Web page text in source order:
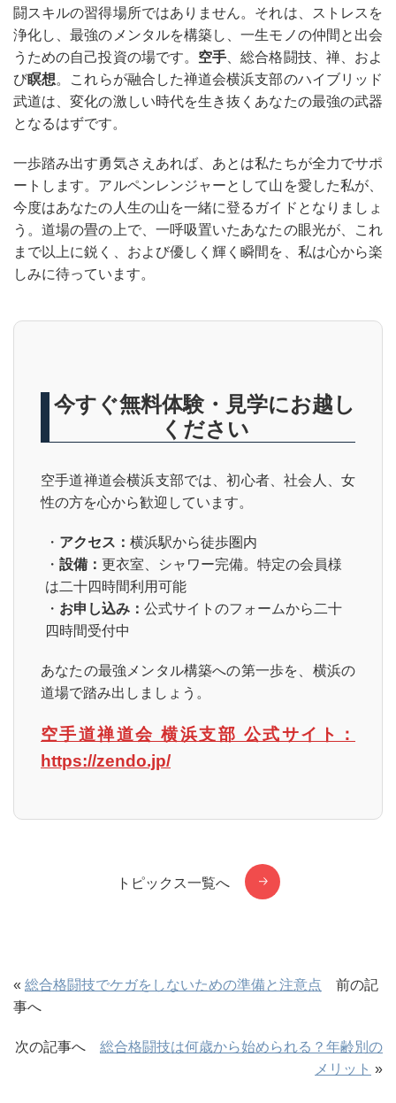
闘スキルの習得場所ではありません。それは、ストレスを
浄化し、最強のメンタルを構築し、一生モノの仲間と出会
うための自己投資の場です。 空手 、総合格闘技、禅、およ
び瞑想。これらが融合した禅道会横浜支部のハイブリッド
武道は、変化の激しい時代を生き抜くあなたの最強の武器
となるはずです。
一歩踏み出す勇気さえあれば、あとは私たちが全力でサポ
ートします。アルペンレンジャーとして山を愛した私が、
今度はあなたの人生の山を一緒に登るガイドとなりましょ
う。道場の畳の上で、一呼吸置いたあなたの眼光が、これ
まで以上に鋭く、および優しく輝く瞬間を、私は心から楽
しみに待っています。
今すぐ無料体験・見学にお越し
ください
空手道禅道会横浜支部では、初心者、社会人、女
性の方を心から歓迎しています。
・ アクセス： 横浜駅から徒歩圏内
・ 設備： 更衣室、シャワー完備。特定の会員様
は二十四時間利用可能
・ お申し込み： 公式サイトのフォームから二十
四時間受付中
あなたの最強メンタル構築への第一歩を、横浜の
道場で踏み出しましょう。
空手道禅道会 横浜支部 公式サイト：
https://zendo.jp/
トピックス一覧へ
« 総合格闘技でケガをしないための準備と注意点 前の記
事へ
次の記事へ 総合格闘技は何歳から始められる？年齢別の
メリット »